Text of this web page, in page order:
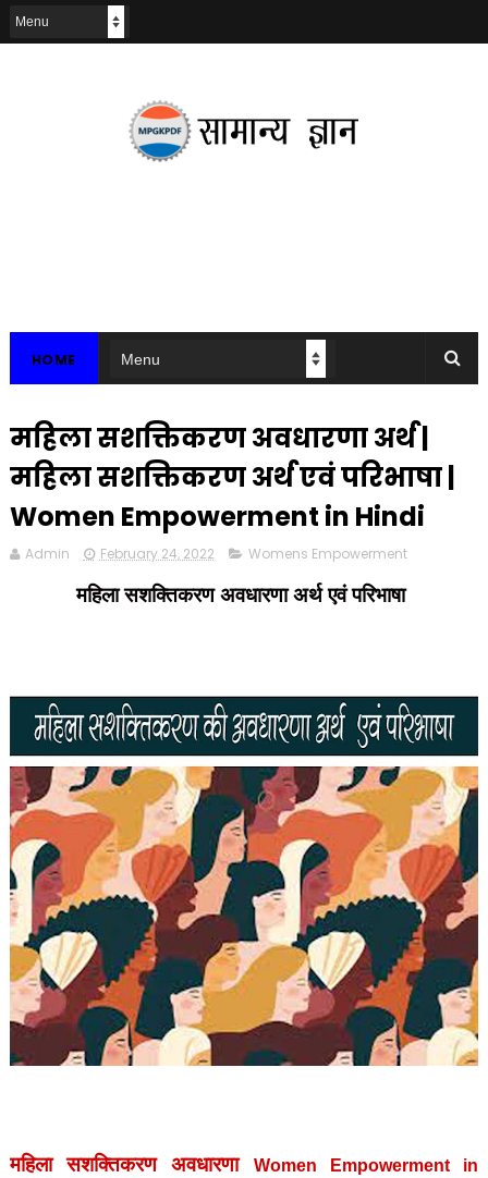
HOME
महिला सशक्तिकरण अवधारणा अर्थ |
महिला सशक्तिकरण अर्थ एवं परिभाषा |
Women Empowerment in Hindi
Admin February 24, 2022 Womens Empowerment
महिला सशक्तिकरण अवधारणाअर्थ एवं परिभाषा
महिला सशक्तिकरण अवधारणा Women Empowermentin